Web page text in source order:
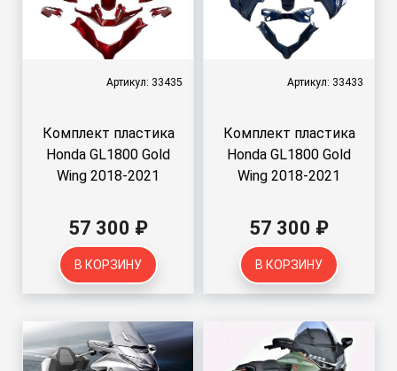
Артикул: 33435
Комплект пластика
Honda GL1800 Gold
Wing 2018-2021
57 300 ₽
В КОРЗИНУ
Артикул: 33433
Комплект пластика
Honda GL1800 Gold
Wing 2018-2021
57 300 ₽
В КОРЗИНУ